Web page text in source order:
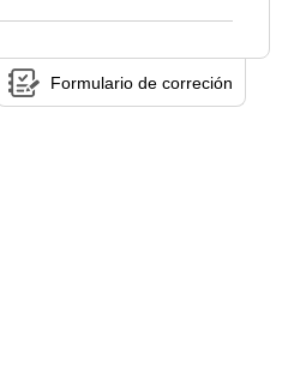
Formulario de correción